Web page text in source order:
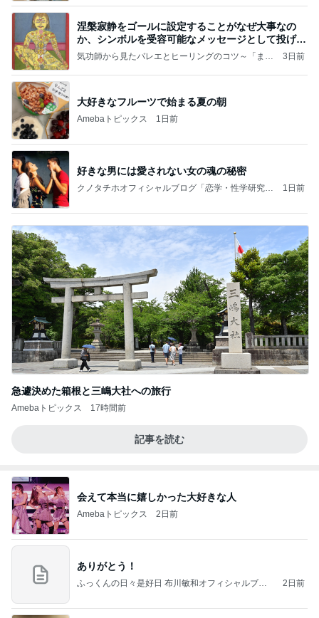
涅槃寂静をゴールに設定することがなぜ大事なの
か、シンボルを受容可能なメッセージとして投げる
ことが
気功師から見たバレエとヒーリングのコツ～「まと
3日前
大好きなフルーツで始まる夏の朝
Amebaトピックス 1日前
好きな男には愛されない女の魂の秘密
クノタチホオフィシャルブログ「恋学・性学研究
1日前
急遽決めた箱根と三嶋大社への旅行
Amebaトピックス 17時間前
記事を読む
会えて本当に嬉しかった大好きな人
Amebaトピックス 2日前
ありがとう！
ふっくんの日々是好日 布川敏和オフィシャルブロ
2日前